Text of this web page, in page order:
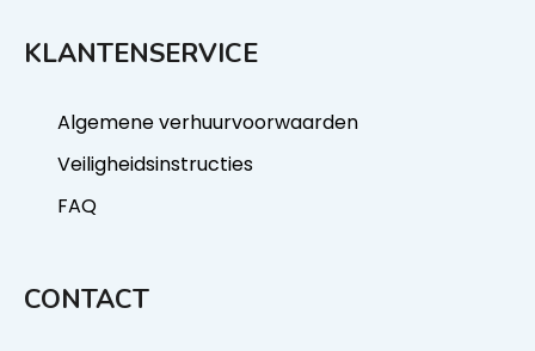
KLANTENSERVICE
Algemene verhuurvoorwaarden
Veiligheidsinstructies
FAQ
CONTACT